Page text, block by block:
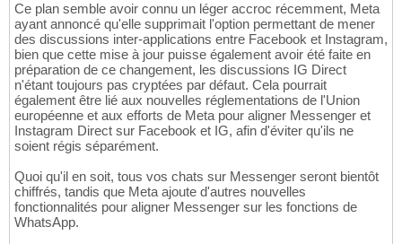
Ce plan semble avoir connu un léger accroc récemment, Meta
ayant annoncé qu'elle supprimait l'option permettant de mener
des discussions inter-applications entre Facebook et Instagram,
bien que cette mise à jour puisse également avoir été faite en
préparation de ce changement, les discussions IG Direct
n'étant toujours pas cryptées par défaut. Cela pourrait
également être lié aux nouvelles réglementations de l'Union
européenne et aux efforts de Meta pour aligner Messenger et
Instagram Direct sur Facebook et IG, afin d'éviter qu'ils ne
soient régis séparément.
Quoi qu'il en soit, tous vos chats sur Messenger seront bientôt
chiffrés, tandis que Meta ajoute d'autres nouvelles
fonctionnalités pour aligner Messenger sur les fonctions de
WhatsApp.